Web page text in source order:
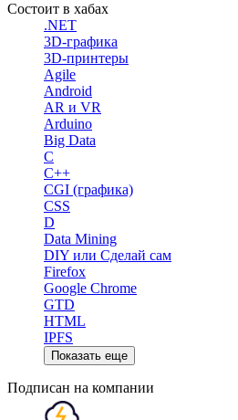
Состоит в хабах
.NET
3D-графика
3D-принтеры
Agile
Android
AR и VR
Arduino
Big Data
C
C++
CGI (графика)
CSS
D
Data Mining
DIY или Сделай сам
Firefox
Google Chrome
GTD
HTML
IPFS
Показать еще
Подписан на компании